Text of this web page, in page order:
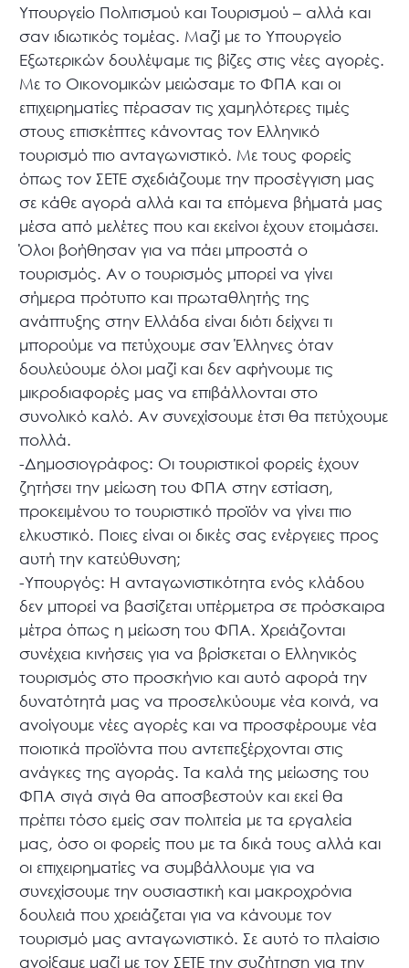
Υπουργείο Πολιτισμού και Τουρισμού – αλλά και
σαν ιδιωτικός τομέας. Μαζί με το Υπουργείο
Εξωτερικών δουλέψαμε τις βίζες στις νέες αγορές.
Με το Οικονομικών μειώσαμε το ΦΠΑ και οι
επιχειρηματίες πέρασαν τις χαμηλότερες τιμές
στους επισκέπτες κάνοντας τον Ελληνικό
τουρισμό πιο ανταγωνιστικό. Με τους φορείς
όπως τον ΣΕΤΕ σχεδιάζουμε την προσέγγιση μας
σε κάθε αγορά αλλά και τα επόμενα βήματά μας
μέσα από μελέτες που και εκείνοι έχουν ετοιμάσει.
Όλοι βοήθησαν για να πάει μπροστά ο
τουρισμός. Αν ο τουρισμός μπορεί να γίνει
σήμερα πρότυπο και πρωταθλητής της
ανάπτυξης στην Ελλάδα είναι διότι δείχνει τι
μπορούμε να πετύχουμε σαν Έλληνες όταν
δουλεύουμε όλοι μαζί και δεν αφήνουμε τις
μικροδιαφορές μας να επιβάλλονται στο
συνολικό καλό. Αν συνεχίσουμε έτσι θα πετύχουμε
πολλά.
-Δημοσιογράφος: Οι τουριστικοί φορείς έχουν
ζητήσει την μείωση του ΦΠΑ στην εστίαση,
προκειμένου το τουριστικό προϊόν να γίνει πιο
ελκυστικό. Ποιες είναι οι δικές σας ενέργειες προς
αυτή την κατεύθυνση;
-Υπουργός: Η ανταγωνιστικότητα ενός κλάδου
δεν μπορεί να βασίζεται υπέρμετρα σε πρόσκαιρα
μέτρα όπως η μείωση του ΦΠΑ. Χρειάζονται
συνέχεια κινήσεις για να βρίσκεται ο Ελληνικός
τουρισμός στο προσκήνιο και αυτό αφορά την
δυνατότητά μας να προσελκύουμε νέα κοινά, να
ανοίγουμε νέες αγορές και να προσφέρουμε νέα
ποιοτικά προϊόντα που αντεπεξέρχονται στις
ανάγκες της αγοράς. Τα καλά της μείωσης του
ΦΠΑ σιγά σιγά θα αποσβεστούν και εκεί θα
πρέπει τόσο εμείς σαν πολιτεία με τα εργαλεία
μας, όσο οι φορείς που με τα δικά τους αλλά και
οι επιχειρηματίες να συμβάλλουμε για να
συνεχίσουμε την ουσιαστική και μακροχρόνια
δουλειά που χρειάζεται για να κάνουμε τον
τουρισμό μας ανταγωνιστικό. Σε αυτό το πλαίσιο
ανοίξαμε μαζί με τον ΣΕΤΕ την συζήτηση για την